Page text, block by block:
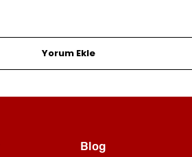
Yorum Ekle
Blog